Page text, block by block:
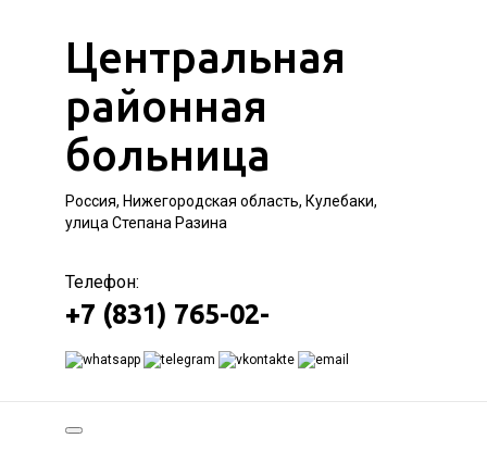
Центральная
районная
больница
Россия, Нижегородская область, Кулебаки,
улица Степана Разина
Телефон:
+7 (831) 765-02-